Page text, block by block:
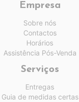
Empresa
Sobre nós
Contactos
Horários
Assistência Pós-Venda
Serviços
Entregas
Guia de medidas certas